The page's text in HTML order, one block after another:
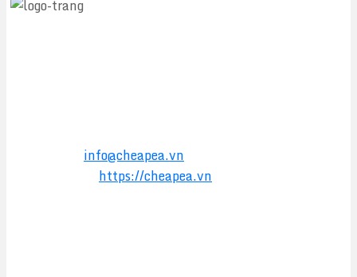
info@cheapea.vn
https://cheapea.vn